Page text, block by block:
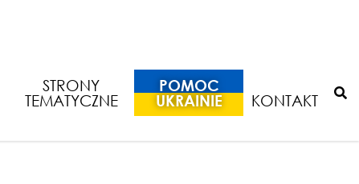
STRONY
TEMATYCZNE
POMOC
UKRAINIE
KONTAKT